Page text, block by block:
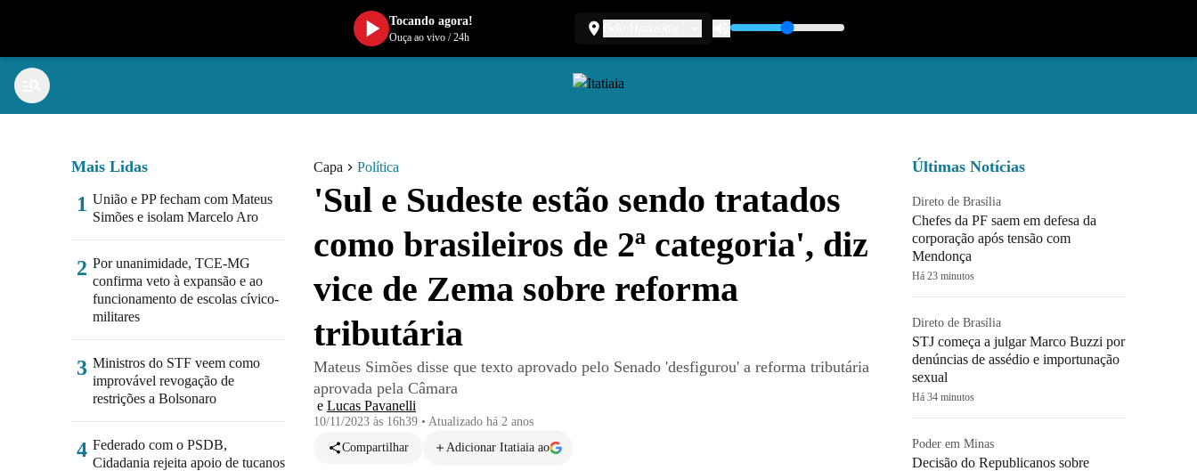
Capa Política
'Sul e Sudeste estão sendo tratados
como brasileiros de 2ª categoria', diz
vice de Zema sobre reforma
tributária
Mateus Simões disse que texto aprovado pelo Senado 'desfigurou' a reforma tributária
aprovada pela Câmara
e Lucas Pavanelli
10/11/2023 às 16h39 • Atualizado há 2 anos
Compartilhar
Adicionar Itatiaia ao
Mais Lidas
1 União e PP fecham com Mateus
Simões e isolam Marcelo Aro
2 Por unanimidade, TCE-MG
confirma veto à expansão e ao
funcionamento de escolas cívico-
militares
3 Ministros do STF veem como
improvável revogação de
restrições a Bolsonaro
4 Federado com o PSDB,
Cidadania rejeita apoio de tucanos
Últimas Notícias
Direto de Brasília
Chefes da PF saem em defesa da
corporação após tensão com
Mendonça
Há 23 minutos
Direto de Brasília
STJ começa a julgar Marco Buzzi por
denúncias de assédio e importunação
sexual
Há 34 minutos
Poder em Minas
Decisão do Republicanos sobre
Tocando agora!
Ouça ao vivo/24h